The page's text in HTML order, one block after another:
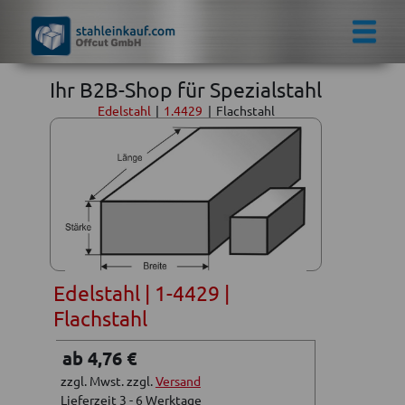
Ihr B2B-Shop für Spezialstahl
Edelstahl | 1.4429 | Flachstahl
Edelstahl | 1-4429 |
Flachstahl
ab 4,76 €
zzgl. Mwst. zzgl.Versand
Lieferzeit 3 - 6 Werktage